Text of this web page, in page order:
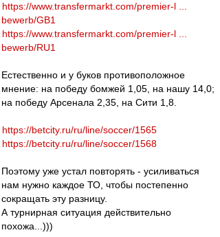
https://www.transfermarkt.com/premier-l ...
bewerb/GB1
https://www.transfermarkt.com/premier-l ...
bewerb/RU1
Естественно и у буков противоположное
мнение: на победу бомжей 1,05, на нашу 14,0;
на победу Арсенала 2,35, на Сити 1,8.
https://betcity.ru/ru/line/soccer/1565
https://betcity.ru/ru/line/soccer/1568
Поэтому уже устал повторять - усиливаться
нам нужно каждое ТО, чтобы постепенно
сокращать эту разницу.
А турнирная ситуация действительно
похожа...)))